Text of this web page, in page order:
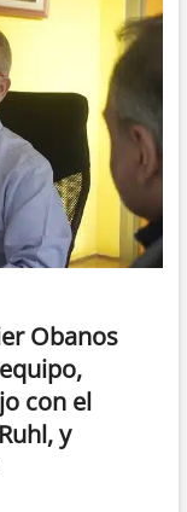
Obanos
con el
y